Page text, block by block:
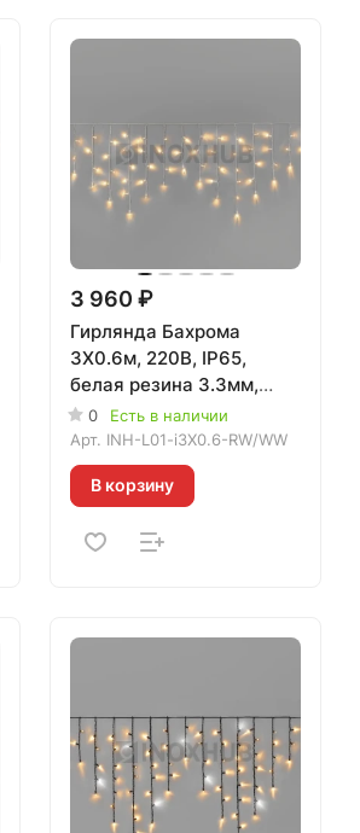
3 960 ₽
Гирлянда Бахрома
3X0.6м, 220В, IP65,
белая резина 3.3мм,
ТЁПЛАЯ БЕЛАЯ, 020402
0
Есть в наличии
Арт. INH-L01-i3X0.6-RW/WW
В корзину